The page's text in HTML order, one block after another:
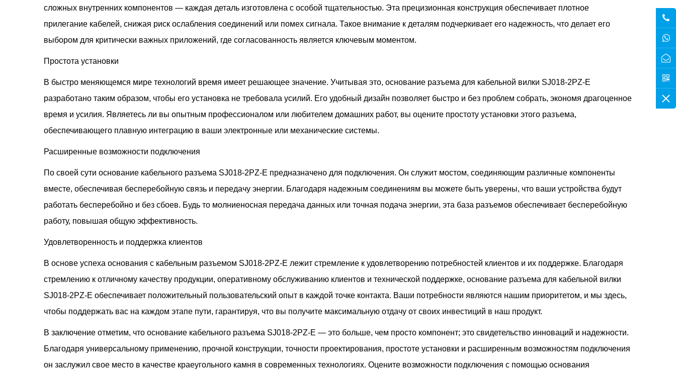
сложных внутренних компонентов — каждая деталь изготовлена ​​с особой тщательностью. Эта прецизионная конструкция обеспечивает плотное
прилегание кабелей, снижая риск ослабления соединений или помех сигнала. Такое внимание к деталям подчеркивает его надежность, что делает его
выбором для критически важных приложений, где согласованность является ключевым моментом.
Простота установки
В быстро меняющемся мире технологий время имеет решающее значение. Учитывая это, основание разъема для кабельной вилки SJ018-2PZ-E
разработано таким образом, чтобы его установка не требовала усилий. Его удобный дизайн позволяет быстро и без проблем собрать, экономя драгоценное
время и усилия. Являетесь ли вы опытным профессионалом или любителем домашних работ, вы оцените простоту установки этого разъема,
обеспечивающего плавную интеграцию в ваши электронные или механические системы.
Расширенные возможности подключения
По своей сути основание кабельного разъема SJ018-2PZ-E предназначено для подключения. Он служит мостом, соединяющим различные компоненты
вместе, обеспечивая бесперебойную связь и передачу энергии. Благодаря надежным соединениям вы можете быть уверены, что ваши устройства будут
работать бесперебойно и без сбоев. Будь то молниеносная передача данных или точная подача энергии, эта база разъемов обеспечивает бесперебойную
работу, повышая общую эффективность.
Удовлетворенность и поддержка клиентов
В основе успеха основания с кабельным разъемом SJ018-2PZ-E лежит стремление к удовлетворению потребностей клиентов и их поддержке. Благодаря
стремлению к отличному качеству продукции, оперативному обслуживанию клиентов и технической поддержке, основание разъема для кабельной вилки
SJ018-2PZ-E обеспечивает положительный пользовательский опыт в каждой точке контакта. Ваши потребности являются нашим приоритетом, и мы здесь,
чтобы поддержать вас на каждом этапе пути, гарантируя, что вы получите максимальную отдачу от своих инвестиций в наш продукт.
В заключение отметим, что основание кабельного разъема SJ018-2PZ-E — это больше, чем просто компонент; это свидетельство инноваций и надежности.
Благодаря универсальному применению, прочной конструкции, точности проектирования, простоте установки и расширенным возможностям подключения
он заслужил свое место в качестве краеугольного камня в современных технологиях. Оцените возможности подключения с помощью основания